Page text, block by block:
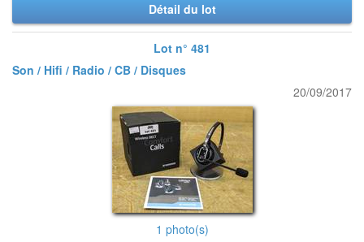
Détail du lot
Lot n° 481
Son / Hifi / Radio / CB / Disques
20/09/2017
1 photo(s)